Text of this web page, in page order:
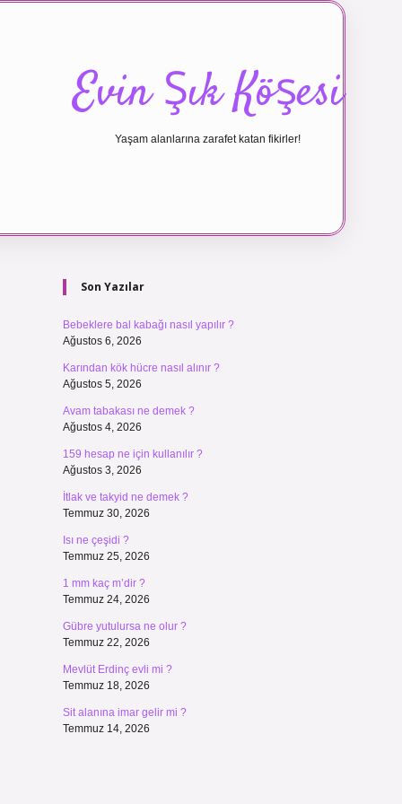
Evin Şık Köşesi
Yaşam alanlarına zarafet katan fikirler!
Sidebar
Son Yazılar
Bebeklere bal kabağı nasıl yapılır ?
Ağustos 6, 2026
Karından kök hücre nasıl alınır ?
Ağustos 5, 2026
Avam tabakası ne demek ?
Ağustos 4, 2026
159 hesap ne için kullanılır ?
Ağustos 3, 2026
İtlak ve takyid ne demek ?
Temmuz 30, 2026
Isı ne çeşidi ?
Temmuz 25, 2026
1 mm kaç m’dir ?
Temmuz 24, 2026
Gübre yutulursa ne olur ?
Temmuz 22, 2026
Mevlüt Erdinç evli mi ?
Temmuz 18, 2026
Sit alanına imar gelir mi ?
Temmuz 14, 2026